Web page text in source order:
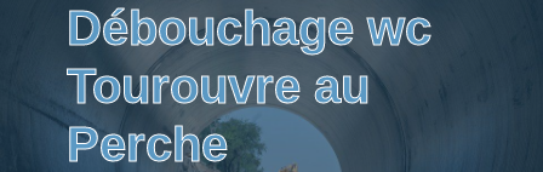
débouchage wc
Tourouvre au
Perche